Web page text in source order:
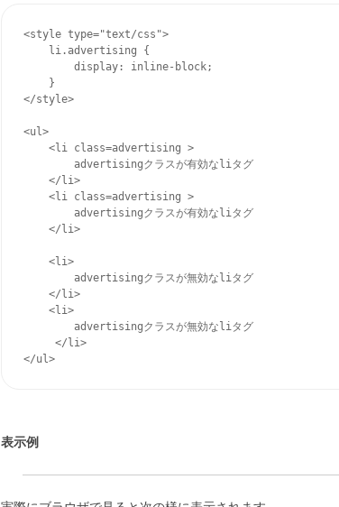
<style type="text/css">
    li.advertising {
        display: inline-block;
    }
</style>
<ul>
    <li class=advertising >
        advertisingクラスが有効なliタグ
    </li>
    <li class=advertising >
        advertisingクラスが有効なliタグ
    </li>
    <li>
        advertisingクラスが無効なliタグ
    </li>
    <li>
        advertisingクラスが無効なliタグ
     </li>
</ul>
表示例